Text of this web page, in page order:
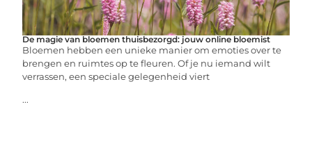
De magie van bloemen thuisbezorgd: jouw online bloemist
Bloemen hebben een unieke manier om emoties over te
brengen en ruimtes op te fleuren. Of je nu iemand wilt
verrassen, een speciale gelegenheid viert
...